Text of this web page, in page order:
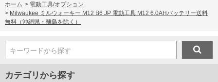
ホーム > 電動工具/オプション
> Milwaukee ミルウォーキー M12 B6 JP 電動工具 M12 6.0AHバッテリー送料
無料（沖縄県・離島を除く）
キーワードから探す
カテゴリから探す